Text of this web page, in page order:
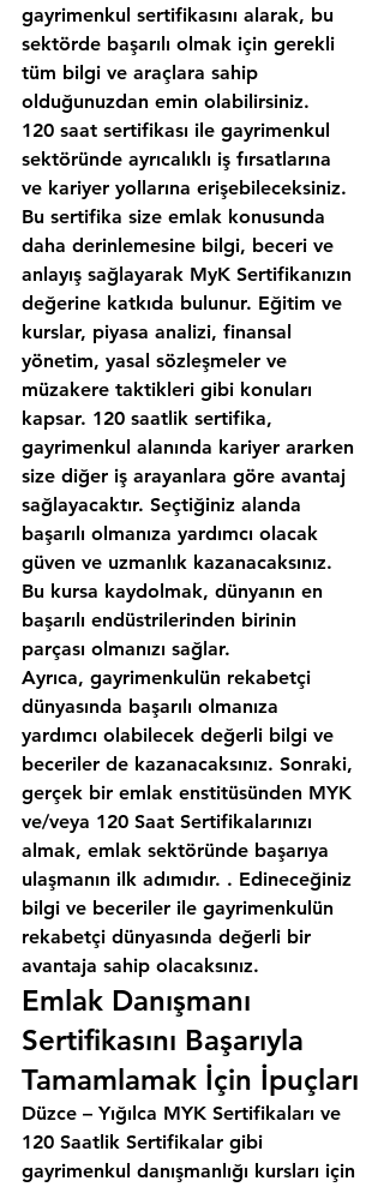
gayrimenkul sertifikasını alarak, bu
sektörde başarılı olmak için gerekli
tüm bilgi ve araçlara sahip
olduğunuzdan emin olabilirsiniz.
120 saat sertifikası ile gayrimenkul
sektöründe ayrıcalıklı iş fırsatlarına
ve kariyer yollarına erişebileceksiniz.
Bu sertifika size emlak konusunda
daha derinlemesine bilgi, beceri ve
anlayış sağlayarak MyK Sertifikanızın
değerine katkıda bulunur. Eğitim ve
kurslar, piyasa analizi, finansal
yönetim, yasal sözleşmeler ve
müzakere taktikleri gibi konuları
kapsar. 120 saatlik sertifika,
gayrimenkul alanında kariyer ararken
size diğer iş arayanlara göre avantaj
sağlayacaktır. Seçtiğiniz alanda
başarılı olmanıza yardımcı olacak
güven ve uzmanlık kazanacaksınız.
Bu kursa kaydolmak, dünyanın en
başarılı endüstrilerinden birinin
parçası olmanızı sağlar.
Ayrıca, gayrimenkulün rekabetçi
dünyasında başarılı olmanıza
yardımcı olabilecek değerli bilgi ve
beceriler de kazanacaksınız. Sonraki,
gerçek bir emlak enstitüsünden MYK
ve/veya 120 Saat Sertifikalarınızı
almak, emlak sektöründe başarıya
ulaşmanın ilk adımıdır. . Edineceğiniz
bilgi ve beceriler ile gayrimenkulün
rekabetçi dünyasında değerli bir
avantaja sahip olacaksınız.
Emlak Danışmanı
Sertifikasını Başarıyla
Tamamlamak İçin İpuçları
Düzce – Yığılca MYK Sertifikaları ve
120 Saatlik Sertifikalar gibi
gayrimenkul danışmanlığı kursları için